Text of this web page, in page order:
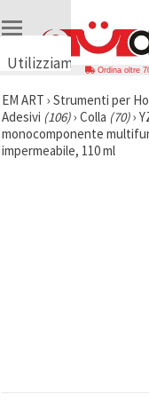
Utilizziamo
🍪
Utilizziamo
cookie e
tecnologie
la nostra
Ordina oltre
EM ART › Strumenti per
Adesivi (106)› Colla (70)›
monocomponente
impermeabile, 110 ml